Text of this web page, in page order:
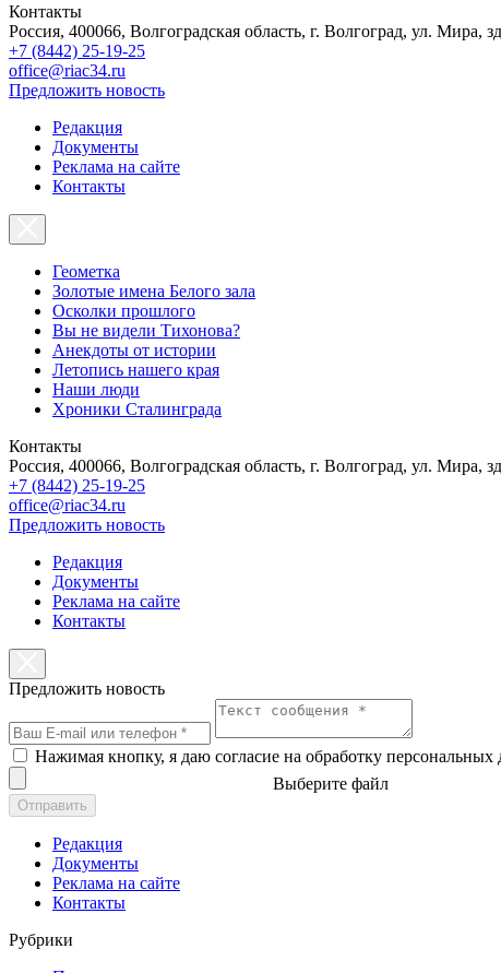
Контакты
Россия, 400066, Волгоградская область, г. Волгоград, ул. Мира,
+7 (8442) 25-19-25
office@riac34.ru
Предложить новость
Редакция
Документы
Реклама на сайте
Контакты
Геометка
Золотые имена Белого зала
Осколки прошлого
Вы не видели Тихонова?
Анекдоты от истории
Летопись нашего края
Наши люди
Хроники Сталинграда
Контакты
Россия, 400066, Волгоградская область, г. Волгоград, ул. Мира,
+7 (8442) 25-19-25
office@riac34.ru
Предложить новость
Редакция
Документы
Реклама на сайте
Контакты
Предложить новость
Нажимая кнопку, я даю согласие на обработку
Выберите файл
Отправить
Редакция
Документы
Реклама на сайте
Контакты
Рубрики